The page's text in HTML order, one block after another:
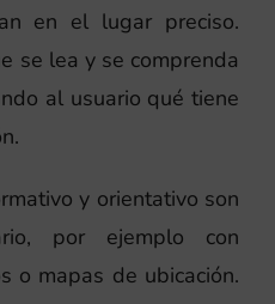
en el lugar preciso.
se lea y se comprenda
al usuario qué tiene
y orientativo son
por ejemplo con
o mapas de ubicación.